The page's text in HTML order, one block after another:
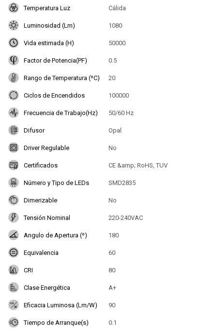
Temperatura Luz Cálida
Luminosidad (Lm) 1080
Vida estimada (H) 50000
Factor de Potencia(PF) 0.5
Rango de Temperatura (ºC) 20
Ciclos de Encendidos 100000
Frecuencia de Trabajo(Hz) 50/60 Hz
Difusor Opal
Driver Regulable No
Certificados CE &amp; RoHS, TUV
Número y Tipo de LEDs SMD2835
Dimerizable No
Tensión Nominal 220-240VAC
Angulo de Apertura (º) 180
Equivalencia 60
CRI 80
Clase Energética A+
Eficacia Luminosa (Lm/W) 90
Tiempo de Arranque(s) 0.1